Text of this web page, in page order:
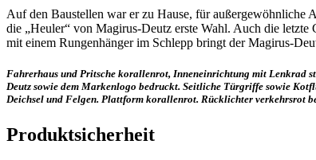
Auf den Baustellen war er zu Hause, für außergewöhnliche
die „Heuler“ von Magirus-Deutz erste Wahl. Auch die
mit einem Rungenhänger im Schlepp bringt der Magirus-
Fahrerhaus und Pritsche korallenrot, Inneneinrichtung mit Lenkrad
Deutz sowie dem Markenlogo bedruckt. Seitliche Türgriffe sowie
Deichsel und Felgen. Plattform korallenrot. Rücklichter verkehrsrot
Produktsicherheit